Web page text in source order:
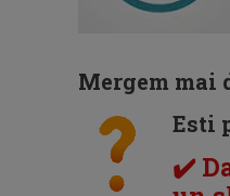
Mergem mai
Esti
✔️